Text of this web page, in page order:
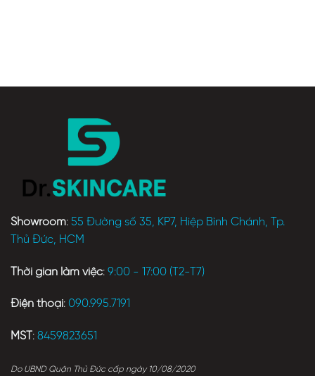
Showroom: 55 Đường số 35, KP7, Hiệp Bình Chánh, Tp.
Thủ Đức, HCM
Thời gian làm việc: 9:00 - 17:00 (T2-T7)
Điện thoại: 090.995.7191
MST : 8459823651
Do UBND Quận Thủ Đức cấp ngày 10/08/2020